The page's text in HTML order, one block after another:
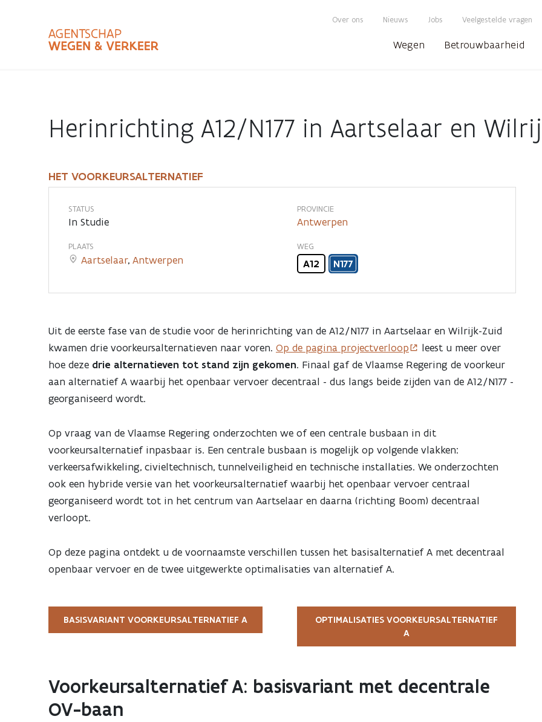
Over ons Nieuws Jobs Veelgestelde vragen
Wegen Betrouwbaarheid
Zoekbalk
Herinrichting A12/N177 in Aartselaar en
Het
voorkeursalternatief
HET VOORKEURSALTERNATIEF
STATUS
In Studie
PROVINCIE
Antwerpen
PLAATS
Aartselaar, Antwerpen
WEG
A12 N177
Uit de eerste fase van de studie voor de herinrichting van de A12/N177 in Aartselaar en Wilrijk-Zuid
kwamen drie voorkeursalternatieven naar voren. Op de pagina projectverloop
leest u meer over
hoe deze drie alternatieven tot stand zijn gekomen. Finaal gaf de Vlaamse Regering de voorkeur
aan alternatief A waarbij het openbaar vervoer decentraal - dus langs beide zijden van de A12/N177 -
georganiseerd wordt.
Op vraag van de Vlaamse Regering onderzochten we of een centrale busbaan in dit
voorkeursalternatief inpasbaar is. Een centrale busbaan is mogelijk op volgende vlakken:
verkeersafwikkeling, civieltechnisch, tunnelveiligheid en technische installaties. We onderzochten
ook een hybride versie van het voorkeursalternatief waarbij het openbaar vervoer centraal
georganiseerd wordt tot in het centrum van Aartselaar en daarna (richting Boom) decentraal
verloopt.
Op deze pagina ontdekt u de voornaamste verschillen tussen het basisalternatief A met decentraal
openbaar vervoer en de twee uitgewerkte optimalisaties van alternatief A.
BASISVARIANT VOORKEURSALTERNATIEF A
OPTIMALISATIES VOORKEURSALTERNATIEF
A
Voorkeursalternatief A: basisvariant met decentrale
OV-baan